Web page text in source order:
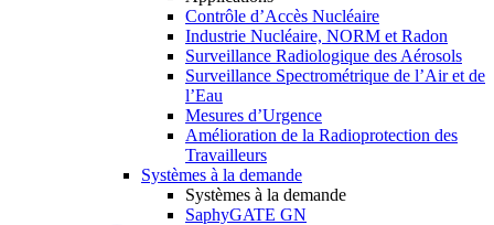
Contrôle d’Accès Nucléaire
Industrie Nucléaire, NORM et Radon
Surveillance Radiologique des Aérosols
Surveillance Spectrométrique de l’Air et de
l’Eau
Mesures d’Urgence
Amélioration de la Radioprotection des
Travailleurs
Systèmes à la demande
Systèmes à la demande
SaphyGATE GN